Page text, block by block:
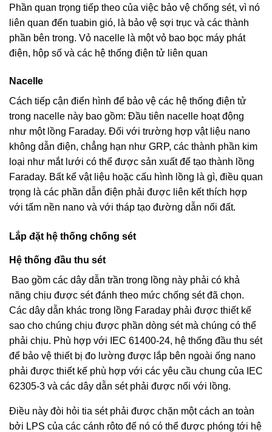
Phần quan trọng tiếp theo của việc bảo vệ chống sét, vì nó
liên quan đến tuabin gió, là bảo vệ sợi trục và các thành
phần bên trong. Vỏ nacelle là một vỏ bao bọc máy phát
điện, hộp số và các hệ thống điện tử liên quan
Nacelle
Cách tiếp cận điển hình để bảo vệ các hệ thống điện tử
trong nacelle này bao gồm: Đầu tiên nacelle hoạt động
như một lồng Faraday. Đối với trường hợp vật liệu nano
không dẫn điện, chẳng hạn như GRP, các thành phần kim
loại như mắt lưới có thể được sản xuất để tạo thành lồng
Faraday. Bất kể vật liệu hoặc cấu hình lồng là gì, điều quan
trọng là các phần dẫn điện phải được liên kết thích hợp
với tấm nền nano và với tháp tạo đường dẫn nối đất.
Lắp đặt hệ thống chống sét
Hệ thống đầu thu sét
Bao gồm các dây dẫn trần trong lồng này phải có khả
năng chịu được sét đánh theo mức chống sét đã chọn.
Các dây dẫn khác trong lồng Faraday phải được thiết kế
sao cho chúng chịu được phần dòng sét mà chúng có thể
phải chịu. Phù hợp với IEC 61400-24, hệ thống đầu thu sét
để bảo vệ thiết bị đo lường được lắp bên ngoài ống nano
phải được thiết kế phù hợp với các yêu cầu chung của IEC
62305-3 và các dây dẫn sét phải được nối với lồng.
Điều này đòi hỏi tia sét phải được chặn một cách an toàn
bởi LPS của các cánh rôto để nó có thể được phóng tới hệ